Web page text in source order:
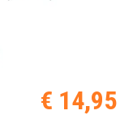
€ 14,95